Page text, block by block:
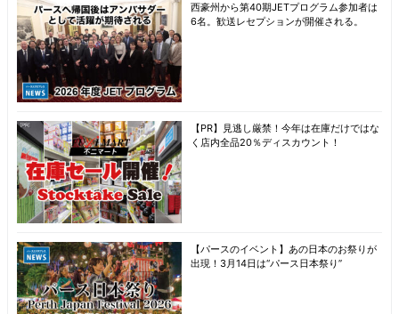
西豪州から第40期JETプログラム参加者は
6名。歓送レセプションが開催される。
【PR】見逃し厳禁！今年は在庫だけではな
く店内全品20％ディスカウント！
【パースのイベント】あの日本のお祭りが
出現！3月14日は“パース日本祭り”